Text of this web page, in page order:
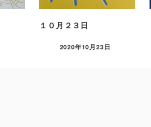
１０月２３日
2020年10月23日